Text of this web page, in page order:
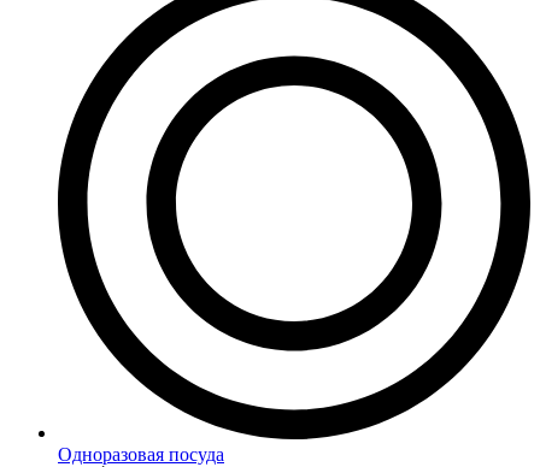
Одноразовая посуда